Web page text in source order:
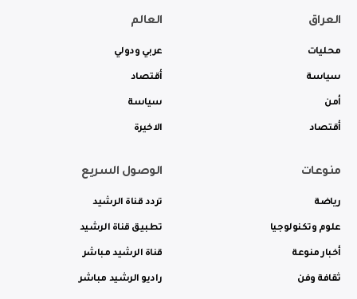
العراق
محليات
سياسة
أمن
أقتصاد
العالم
عربي ودولي
أقتصاد
سياسة
الاخيرة
منوعات
رياضة
علوم وتكنولوجيا
أخبار منوعة
ثقافة وفن
الوصول السريع
تردد قناة الرشيد
تطبيق قناة الرشيد
قناة الرشيد مباشر
راديو الرشيد مباشر